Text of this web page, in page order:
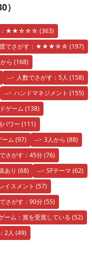
：★★☆☆☆ (363)
度でさがす：★★★☆☆ (197)
ら (168)
人数でさがす：5人 (158)
ハンドマネジメント (155)
ゲーム (138)
パワー (111)
ーム (97) 3人から (88)
さがす：45分(76)
あり (68) SFテーマ (62)
イスメント (57)
さがす：90分(55)
ーム：賞を受賞している (52)
2人 (49)